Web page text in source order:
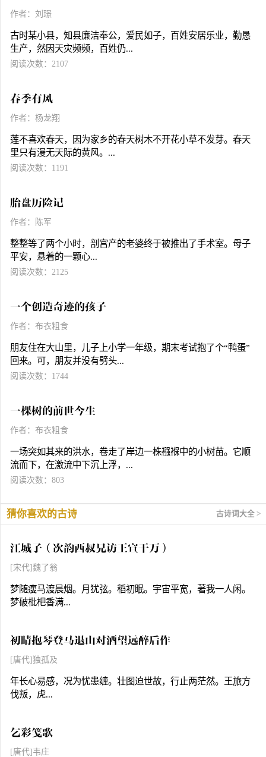
作者：刘璟
古时某小县，知县廉洁奉公，爱民如子，百姓安居乐业，勤恳
生产，然因天灾频频，百姓仍...
阅读次数：2107
春季有风
作者：杨龙翔
莲不喜欢春天，因为家乡的春天树木不开花小草不发芽。春天
里只有漫无天际的黄风。...
阅读次数：1191
胎盘历险记
作者：陈军
整整等了两个小时，剖宫产的老婆终于被推出了手术室。母子
平安，悬着的一颗心...
阅读次数：2125
一个创造奇迹的孩子
作者：布衣粗食
朋友住在大山里，儿子上小学一年级，期末考试抱了个“鸭蛋”
回来。可，朋友并没有劈头...
阅读次数：1744
一棵树的前世今生
作者：布衣粗食
一场突如其来的洪水，卷走了岸边一株襁褓中的小树苗。它顺
流而下，在激流中下沉上浮，...
阅读次数：803
猜你喜欢的古诗 古诗词大全 >
江城子（次韵西叔兄访王宣干万）
[宋代]魏了翁
梦随瘦马渡晨烟。月犹弦。稻初眠。宇宙平宽，著我一人闲。
梦破枇杷香满...
初晴抱琴登马退山对酒望远醉后作
[唐代]独孤及
年长心易感，况为忧患缠。壮图迫世故，行止两茫然。王旅方
伐叛，虎...
乞彩笺歌
[唐代]韦庄